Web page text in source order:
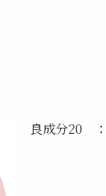
良成分20